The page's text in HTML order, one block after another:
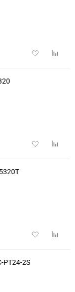
Добавить
Добавить
Добавить
PT24-2S